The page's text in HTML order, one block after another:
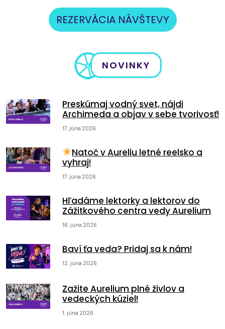
REZERVÁCIA NÁVŠTEVY
NOVINKY
Preskúmaj vodný svet, nájdi
Archimeda a objav v sebe tvorivosť!
17. júna 2026
Natoč v Aureliu letné reelsko a
vyhraj!
17. júna 2026
Hľadáme lektorky a lektorov do
Zážitkového centra vedy Aurelium
16. júna 2026
Baví ťa veda? Pridaj sa k nám!
12. júna 2026
Zažite Aurelium plné živlov a
vedeckých kúziel!
1. júna 2026